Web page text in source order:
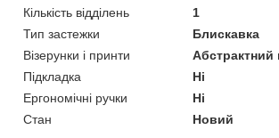
Кількість відділень
1
Тип застежки
Блискавка
Візерунки і принти
Абстрактний
Підкладка
Ні
Ергономічні ручки
Ні
Стан
Новий